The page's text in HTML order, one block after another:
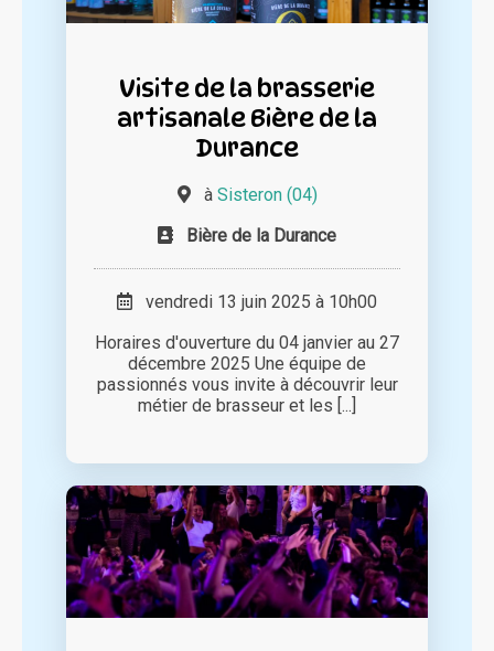
Visite de la brasserie
artisanale Bière de la
Durance
à Sisteron (04)
Bière de la Durance
vendredi 13 juin 2025 à 10h00
Horaires d'ouverture du 04 janvier au 27
décembre 2025 Une équipe de
passionnés vous invite à découvrir leur
métier de brasseur et les [...]